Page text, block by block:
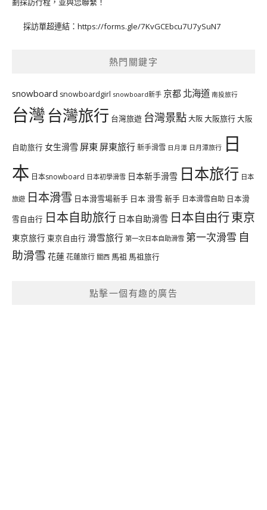
採訪單超連結： https://forms.gle/7KvGCEbcu7U7ySuN7
熱門關鍵字
snowboard snowboardgirl snowboard新手 京都 北海道 南投旅行
台灣台灣旅行 台灣旅遊 台灣景點大阪大阪旅行大阪
自助旅行 女生滑雪 屏東 屏東旅行新手滑雪 日月潭 日月潭旅行 日
本 日本snowboard 日本初學滑雪 日本新手滑雪 日本旅行 日本
旅遊 日本滑雪 日本滑雪場新手 日本 滑雪 新手 日本滑雪自助 日本滑
雪自由行 日本自助旅行 日本自助滑雪 日本自由行東京
東京旅行 東京自由行 滑雪旅行 第一次日本自助滑雪 第一次滑雪 自
助滑雪 花蓮花蓮旅行 關西 馬祖 馬祖旅行
點擊一個有趣的廣告